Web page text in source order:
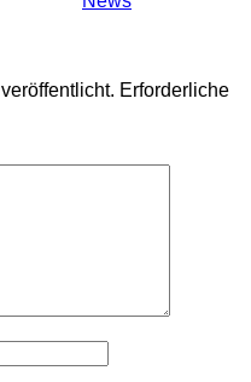
Erforderliche